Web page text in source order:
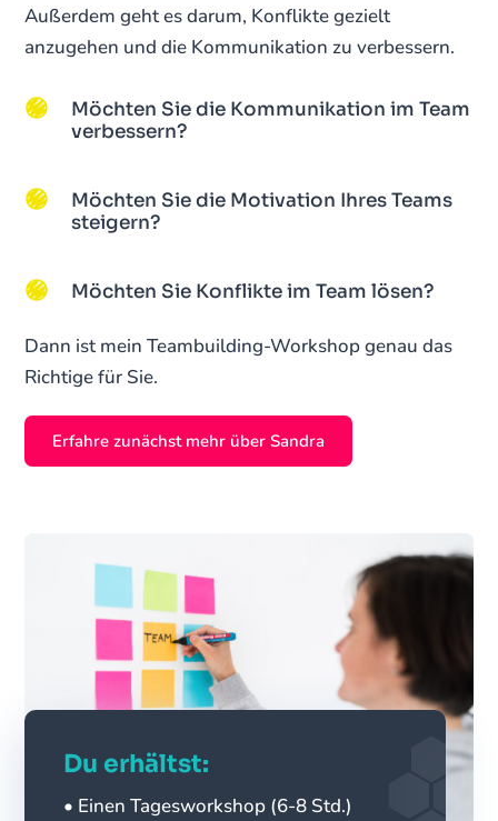
Außerdem geht es darum, Konflikte gezielt
anzugehen und die Kommunikation zu verbessern.
Möchten Sie die Kommunikation im Team
verbessern?
Möchten Sie die Motivation Ihres Teams
steigern?
Möchten Sie Konflikte im Team lösen?
Dann ist mein Teambuilding-Workshop genau das
Richtige für Sie.
Erfahre zunächst mehr über Sandra
Du erhältst:
• Einen Tagesworkshop (6-8 Std.)